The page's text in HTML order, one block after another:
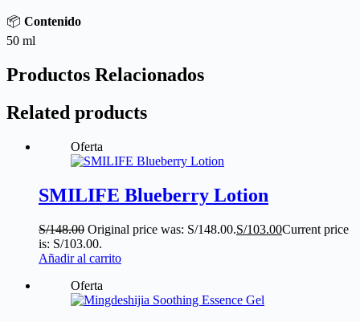
📦 Contenido
50 ml
Productos Relacionados
Related products
Oferta
SMILIFE Blueberry Lotion
S/148.00 Original price was: S/148.00.S/103.00Current price
is: S/103.00.
Añadir al carrito
Oferta